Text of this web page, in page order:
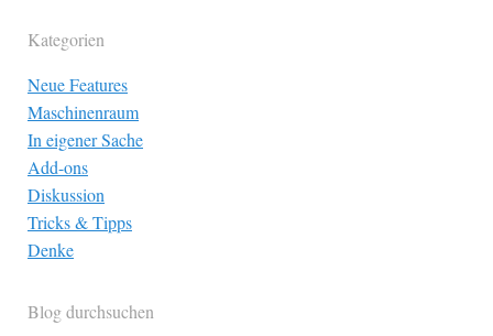
Kategorien
Neue Features
Maschinenraum
In eigener Sache
Add-ons
Diskussion
Tricks & Tipps
Denke
Blog durchsuchen